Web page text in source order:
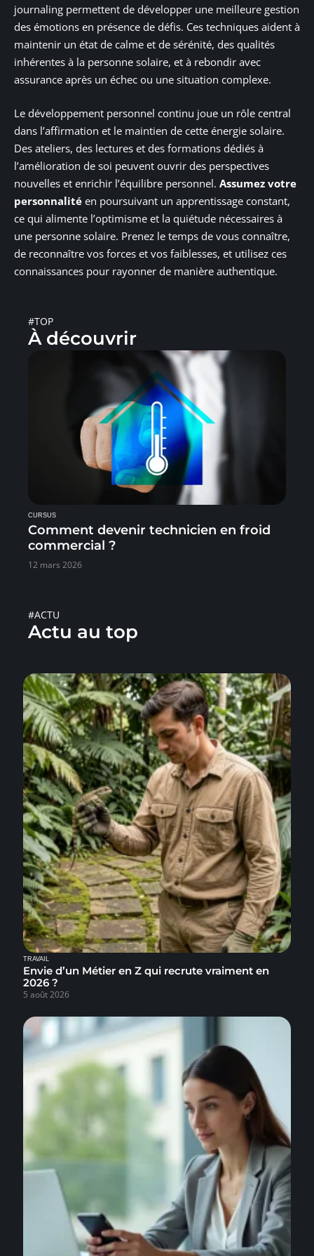
journaling permettent de développer une meilleure gestion
des émotions en présence de défis. Ces techniques aident à
maintenir un état de calme et de sérénité, des qualités
inhérentes à la personne solaire, et à rebondir avec
assurance après un échec ou une situation complexe.
Le développement personnel continu joue un rôle central
dans l’affirmation et le maintien de cette énergie solaire.
Des ateliers, des lectures et des formations dédiés à
l’amélioration de soi peuvent ouvrir des perspectives
nouvelles et enrichir l’équilibre personnel. Assumez votre
personnalité en poursuivant un apprentissage constant,
ce qui alimente l’optimisme et la quiétude nécessaires à
une personne solaire. Prenez le temps de vous connaître,
de reconnaître vos forces et vos faiblesses, et utilisez ces
connaissances pour rayonner de manière authentique.
#TOP
À découvrir
CURSUS
Comment devenir technicien en froid
commercial ?
12 mars 2026
#ACTU
Actu au top
TRAVAIL
Envie d’un Métier en Z qui recrute vraiment en
2026 ?
5 août 2026